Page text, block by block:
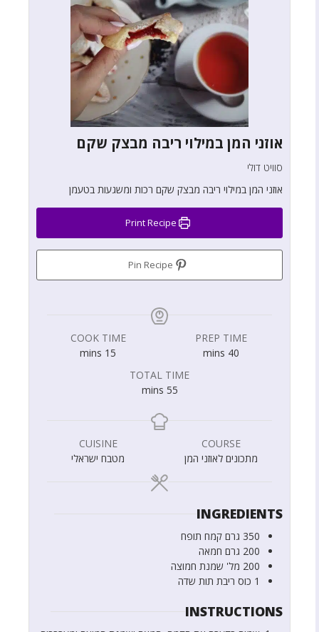
אוזני המן במילוי ריבה מבצק שקם
סוויט דולי
אוזני המן במילוי ריבה מבצק שקם רכות ומשגעות בטעמן
PREP TIME
40
mins
COOK TIME
15
mins
TOTAL TIME
55
mins
COURSE
מתכונים לאוזני המן
CUISINE
מטבח ישראלי
INGREDIENTS
350 גרם קמח תופח
200 גרם חמאה
200 מל' שמנת חמוצה
1 כוס ריבת תות שדה
INSTRUCTIONS